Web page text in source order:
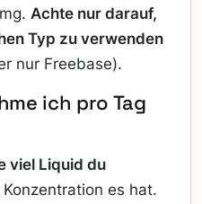
Achte nur darauf,
Typ zu verwenden
nur Freebase).
ich pro Tag
viel Liquid du
es hat.